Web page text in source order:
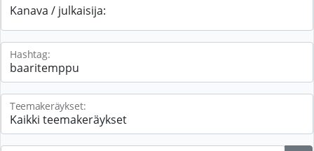
Kanava / julkaisija:
Hashtag:
Teemakeräykset: